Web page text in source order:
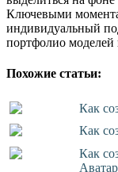
Ключевыми
индивидуальный
портфолио моделей
Похожие статьи:
Как
Как
Как